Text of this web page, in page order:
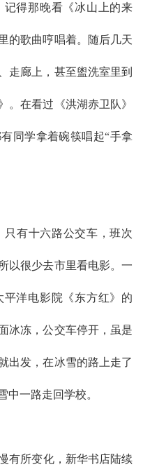
得那晚看《冰山上的来
的歌曲哼唱着。随后几天
走廊上，甚至盥洗室里到
。在看过《洪湖赤卫队》
同学拿着碗筷唱起“手拿
有十六路公交车，班次
以很少去市里看电影。一
洋电影院《东方红》的
冰冻，公交车停开，虽是
出发，在冰雪的路上走了
中一路走回学校。
有所变化，新华书店陆续